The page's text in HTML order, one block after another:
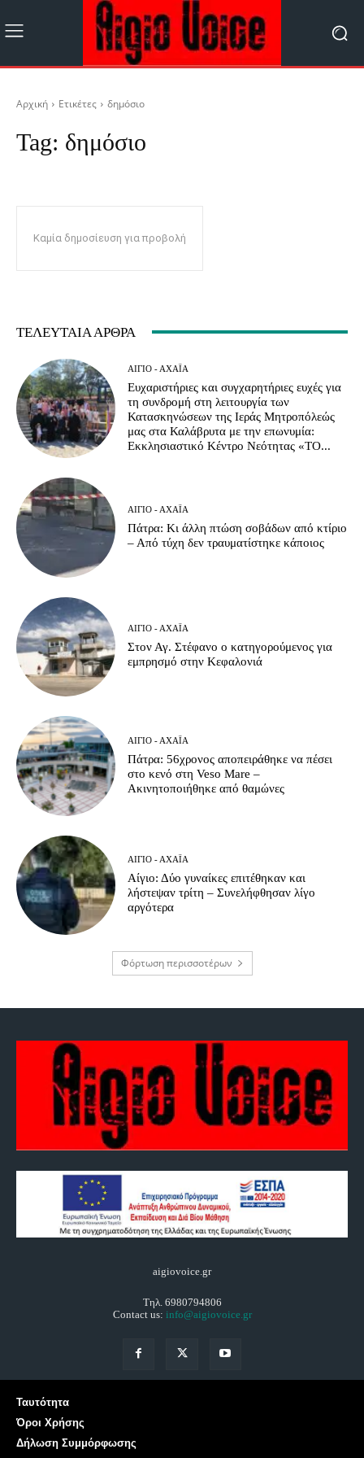
Αρχική Ετικέτες δημόσιο
Tag: δημόσιο
Καμία δημοσίευση για προβολή
ΤΕΛΕΥΤΑΊΑ ΆΡΘΡΑ
ΑΊΓΙΟ - ΑΧΑΪ́Α
Ευχαριστήριες και συγχαρητήριες ευχές για
τη συνδρομή στη λειτουργία των
Κατασκηνώσεων της Ιεράς Μητροπόλεώς
μας στα Καλάβρυτα με την επωνυμία:
Εκκλησιαστικό Κέντρο Νεότητας «ΤΟ...
ΑΊΓΙΟ - ΑΧΑΪ́Α
Πάτρα: Κι άλλη πτώση σοβάδων από κτίριο
– Από τύχη δεν τραυματίστηκε κάποιος
ΑΊΓΙΟ - ΑΧΑΪ́Α
Στον Αγ. Στέφανο ο κατηγορούμενος για
εμπρησμό στην Κεφαλονιά
ΑΊΓΙΟ - ΑΧΑΪ́Α
Πάτρα: 56χρονος αποπειράθηκε να πέσει
στο κενό στη Veso Mare –
Ακινητοποιήθηκε από θαμώνες
ΑΊΓΙΟ - ΑΧΑΪ́Α
Αίγιο: Δύο γυναίκες επιτέθηκαν και
λήστεψαν τρίτη – Συνελήφθησαν λίγο
αργότερα
Φόρτωση περισσοτέρων
aigiovoice.gr
Τηλ. 6980794806
Contact us: info@aigiovoice.gr
Ταυτότητα
Όροι Χρήσης
Δήλωση Συμμόρφωσης